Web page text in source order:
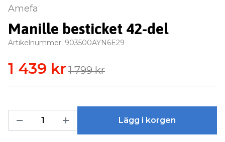
Amefa
Manille besticket 42-del
Artikelnummer: 903500AYN6E29
1 439 kr1 799 kr
Lägg i korgen